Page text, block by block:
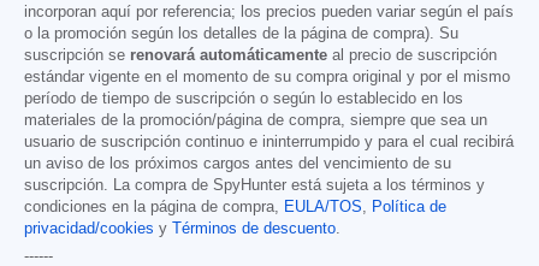
incorporan aquí por referencia; los precios pueden variar según el país
o la promoción según los detalles de la página de compra). Su
suscripción se renovará automáticamente al precio de suscripción
estándar vigente en el momento de su compra original y por el mismo
período de tiempo de suscripción o según lo establecido en los
materiales de la promoción/página de compra, siempre que sea un
usuario de suscripción continuo e ininterrumpido y para el cual recibirá
un aviso de los próximos cargos antes del vencimiento de su
suscripción. La compra de SpyHunter está sujeta a los términos y
condiciones en la página de compra,
EULA/TOS
Política de
privacidad/cookies y Términos de descuento
------